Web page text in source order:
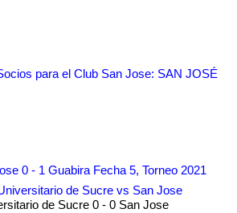
para el Club San Jose: SAN JOSÉ
0 - 1 Guabira Fecha 5, Torneo 2021
de Sucre vs San Jose
de Sucre 0 - 0 San Jose